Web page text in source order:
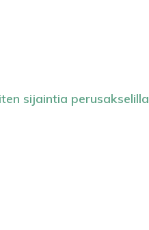
sijaintia perusakselilla